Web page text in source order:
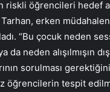
riskli öğrencileri hedef
erken
“Bu çocuk neden
da neden alışılmışın
sorulması
öğrencilerin tespit